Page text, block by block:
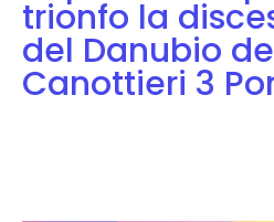
trionfo la
del Danubio
Canottieri 3